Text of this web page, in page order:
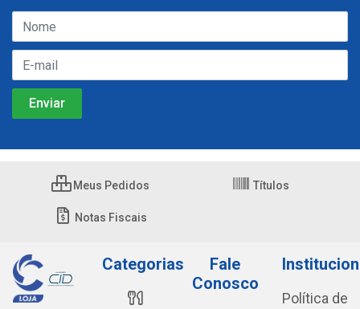
Meus Pedidos Títulos
Notas Fiscais
Categorias
Fale
Conosco
Política de